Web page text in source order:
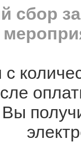
сбор
с